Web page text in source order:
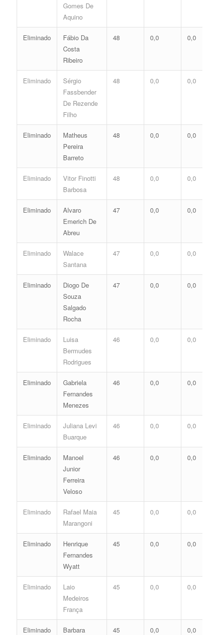
Gomes De
Aquino
Eliminado
Fábio Da
Costa
Ribeiro
48 0,0 0,0
Eliminado
Sérgio
Fassbender
De Rezende
Filho
48 0,0 0,0
Eliminado
Matheus
Pereira
Barreto
48 0,0 0,0
Eliminado
Vitor Finotti
Barbosa
48 0,0 0,0
Eliminado
Alvaro
Emerich De
Abreu
47 0,0 0,0
Eliminado
Walace
Santana
47 0,0 0,0
Eliminado
Diogo De
Souza
Salgado
Rocha
47 0,0 0,0
Eliminado
Luisa
Bermudes
Rodrigues
46 0,0 0,0
Eliminado
Gabriela
Fernandes
Menezes
46 0,0 0,0
Eliminado
Juliana Levi
Buarque
46 0,0 0,0
Eliminado
Manoel
Junior
Ferreira
Veloso
46 0,0 0,0
Eliminado
Rafael Maia
Marangoni
45 0,0 0,0
Eliminado
Henrique
Fernandes
Wyatt
45 0,0 0,0
Eliminado
Laio
Medeiros
França
45 0,0 0,0
Eliminado
Barbara
45 0,0 0,0